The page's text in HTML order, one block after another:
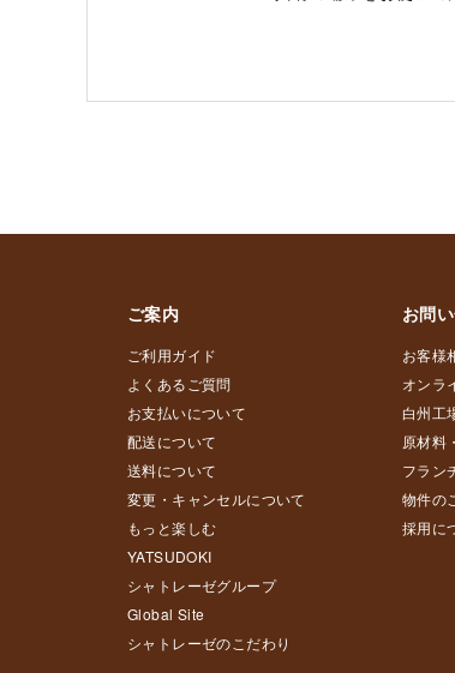
ご案内
ご利用ガイド
よくあるご質問
お支払いについて
配送について
送料について
変更・キャンセルについて
もっと楽しむ
YATSUDOKI
シャトレーゼグループ
Global Site
シャトレーゼのこだわり
お問
お客様
オンラ
白州工
原材料
フラン
物件の
採用に